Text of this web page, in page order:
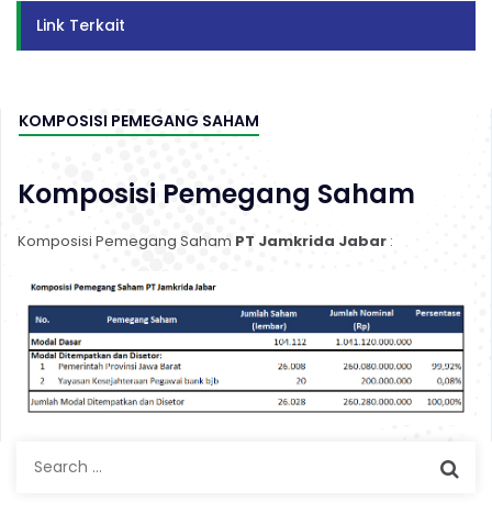
Link Terkait
KOMPOSISI PEMEGANG SAHAM
Komposisi Pemegang Saham
Komposisi Pemegang Saham PT Jamkrida Jabar :